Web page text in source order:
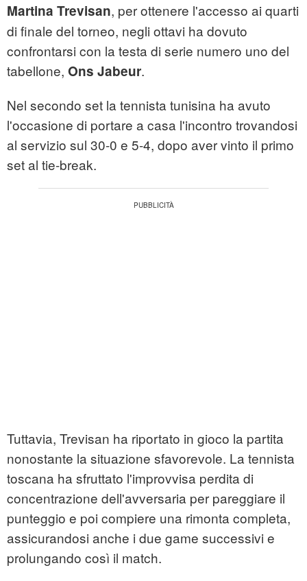
Martina Trevisan, per ottenere l'accesso ai quarti
di finale del torneo, negli ottavi ha dovuto
confrontarsi con la testa di serie numero uno del
tabellone, Ons Jabeur.
Nel secondo set la tennista tunisina ha avuto
l'occasione di portare a casa l'incontro trovandosi
al servizio sul 30-0 e 5-4, dopo aver vinto il primo
set al tie-break.
Tuttavia, Trevisan ha riportato in gioco la partita
nonostante la situazione sfavorevole. La tennista
toscana ha sfruttato l'improvvisa perdita di
concentrazione dell'avversaria per pareggiare il
punteggio e poi compiere una rimonta completa,
assicurandosi anche i due game successivi e
prolungando così il match.